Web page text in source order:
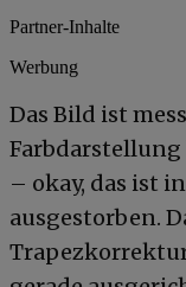
Partner-Inhalte
Werbung
Das Bild ist
– okay, das ist
ausgestorben.